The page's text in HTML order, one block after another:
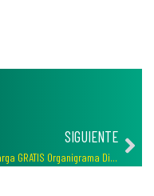
SIGUIENTE
Descarga GRATIS Organigrama Dirección General de la Guardia Civil